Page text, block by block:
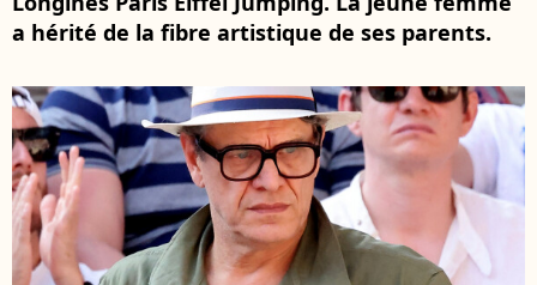
a hérité de la fibre artistique de ses parents.